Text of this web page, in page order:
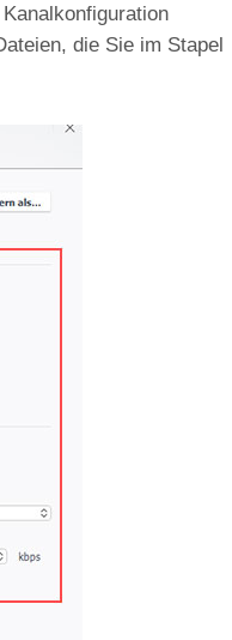
die Sie im Stapel